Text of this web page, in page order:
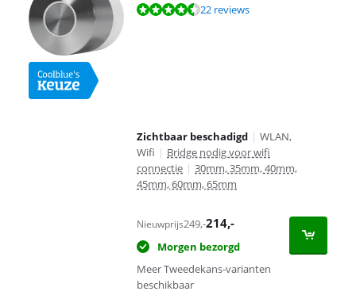
Beoordeling is 8,9 van de 10, gebaseerd op 22 reviews.
22 reviews
Zichtbaar beschadigd | WLAN,
Wifi | Bridge nodig voor wifi
connectie | 30mm, 35mm, 40mm,
45mm, 60mm, 65mm
Nieuwprijs249,-214,-
Morgen bezorgd
Meer Tweedekans-varianten
beschikbaar